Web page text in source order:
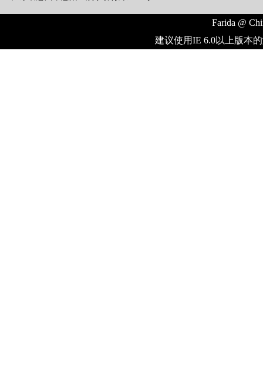
Farida @
建议使用IE 6.0以上版本